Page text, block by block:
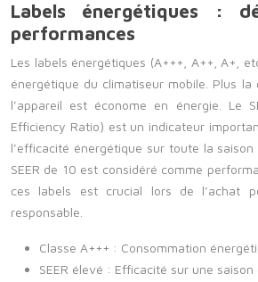
Labels énergétiques :
performances
Les labels énergétiques (A+++, A++, A+,
énergétique du climatiseur mobile. Plus la
l’appareil est économe en énergie. Le
Efficiency Ratio) est un indicateur
l’efficacité énergétique sur toute la
SEER de 10 est considéré comme
ces labels est crucial lors de l’achat
responsable.
Classe A+++ : Consommation
SEER élevé : Efficacité sur une